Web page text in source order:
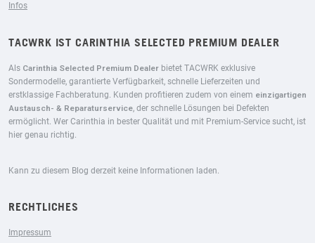
Infos
TACWRK IST CARINTHIA SELECTED PREMIUM DEALER
Als Carinthia Selected Premium Dealer bietet TACWRK exklusive
Sondermodelle, garantierte Verfügbarkeit, schnelle Lieferzeiten und
erstklassige Fachberatung. Kunden profitieren zudem von einem einzigartigen
Austausch- & Reparaturservice , der schnelle Lösungen bei Defekten
ermöglicht. Wer Carinthia in bester Qualität und mit Premium-Service sucht, ist
hier genau richtig.
Kann zu diesem Blog derzeit keine Informationen laden.
RECHTLICHES
Impressum